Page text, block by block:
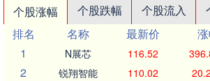
个股涨幅 个股跌幅 个股流入
排名
名称 最新价
1
N展芯 116.52
2 锐翔智能 110.02